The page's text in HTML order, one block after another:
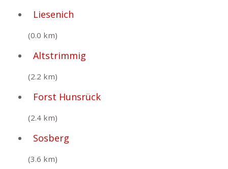
Liesenich
(0.0 km)
Altstrimmig
(2.2 km)
Forst Hunsrück
(2.4 km)
Sosberg
(3.6 km)